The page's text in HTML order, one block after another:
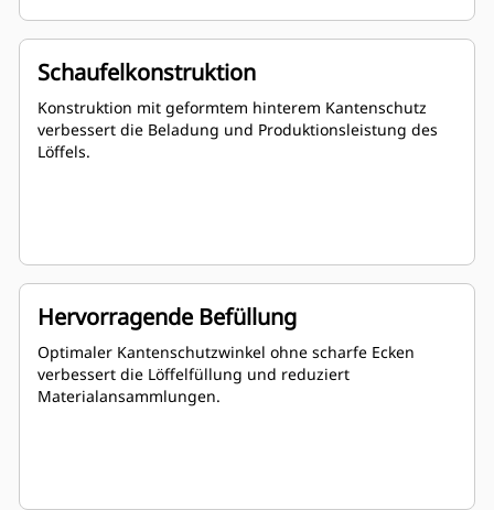
Schaufelkonstruktion
Konstruktion mit geformtem hinterem Kantenschutz
verbessert die Beladung und Produktionsleistung des
Löffels.
Hervorragende Befüllung
Optimaler Kantenschutzwinkel ohne scharfe Ecken
verbessert die Löffelfüllung und reduziert
Materialansammlungen.